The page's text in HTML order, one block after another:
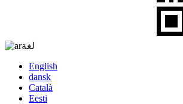
لغة
English
dansk
Català
Eesti